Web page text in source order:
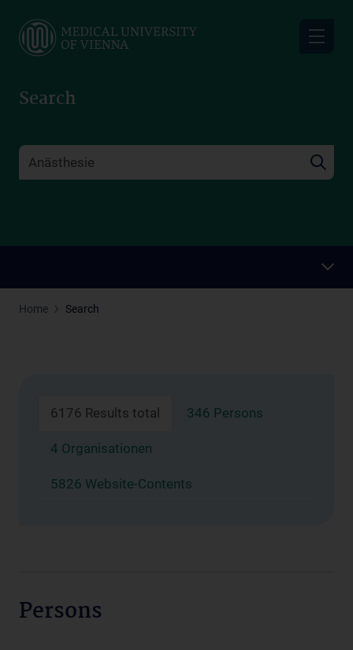
main
Search
Home Search
6176 Results total 346 Persons
4 Organisationen
5826 Website-Contents
Persons